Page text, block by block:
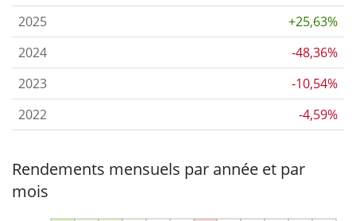
2025
+25,63%
2024
-48,36%
2023
-10,54%
2022
-4,59%
Rendements mensuels par année et par
mois